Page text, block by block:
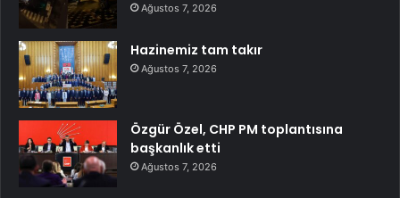
Ağustos 7, 2026
Hazinemiz tam takır
Ağustos 7, 2026
Özgür Özel, CHP PM toplantısına
başkanlık etti
Ağustos 7, 2026